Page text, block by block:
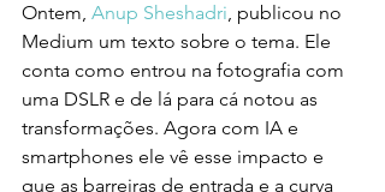
Ontem, Anup Sheshadri, publicou no
Medium um texto sobre o tema. Ele
conta como entrou na fotografia com
uma DSLR e de lá para cá notou as
transformações. Agora com IA e
smartphones ele vê esse impacto e
que as barreiras de entrada e a curva